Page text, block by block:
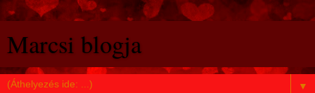
Marcsi blogja
▼